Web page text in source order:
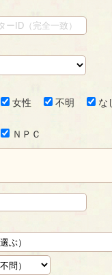
女性 不明 な
ＮＰＣ